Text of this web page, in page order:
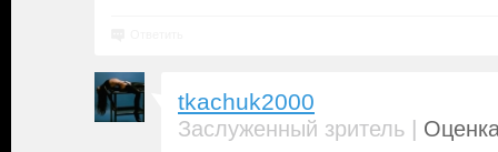
tkachuk2000
Заслуженный зритель |